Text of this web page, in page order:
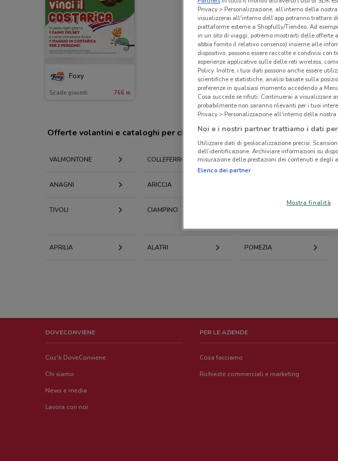
Foxy
Scade giovedì 766 m
Offerte volantini e cataloghi per città nelle vicinanze
VALMONTONE COLLEFERRO VELLETRI
ANAGNI ARICCIA
TIVOLI CIAMPINO
APRILIA ALATRI POMEZIA
DOVECONVIENE
Cos'è DoveConviene
Chi siamo
News e media
Lavora con noi
PER LE AZIENDE
Cosa facciamo
Richieste commerciali e marketing
Privacy > Personalizzazione, all’interno della
visualizzerai all'interno dell’app potranno trattare
piattaforme esterne a Shopfully/Tiendeo. Ad
in un sito di viaggi, potremo mostrarti delle offerte
abbia fornito il relativo consenso) insieme alle
dispositivo, possono essere raccolte e condivisi
esperienze applicative sulle delle reti wireless,
Policy. Inoltre, i tuoi dati possono anche essere
scientifiche e statistiche, analisi basate sulla
preferenze in qualsiasi momento accedendo a
Cosa succede se rifiuti: Continuerai a
probabilmente non saranno rilevanti per i tuoi
Privacy > Personalizzazione all'interno della nostra
Noi e i nostri partner trattiamo i dati
Utilizzare dati di geolocalizzazione precisi.
dell’identificazione. Archiviare informazioni su
misurazione delle prestazioni dei contenuti e degli
Elenco dei partner
Mostra finalità